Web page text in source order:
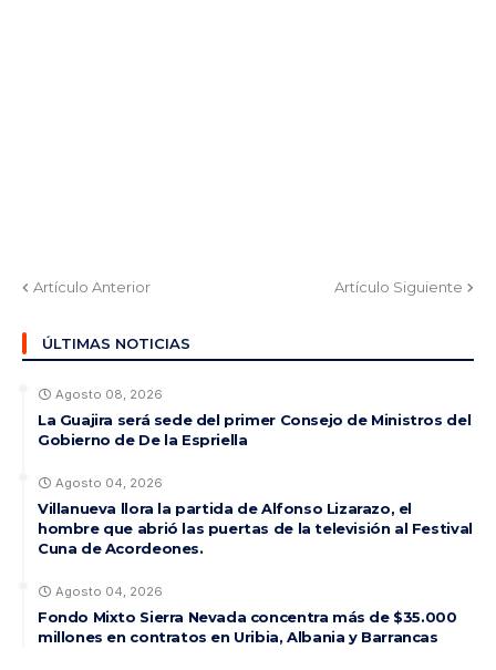
Artículo Anterior Artículo Siguiente
ÚLTIMAS NOTICIAS
Agosto 08, 2026
La Guajira será sede del primer Consejo de Ministros del
Gobierno de De la Espriella
Agosto 04, 2026
Villanueva llora la partida de Alfonso Lizarazo, el
hombre que abrió las puertas de la televisión al Festival
Cuna de Acordeones.
Agosto 04, 2026
Fondo Mixto Sierra Nevada concentra más de $35.000
millones en contratos en Uribia, Albania y Barrancas